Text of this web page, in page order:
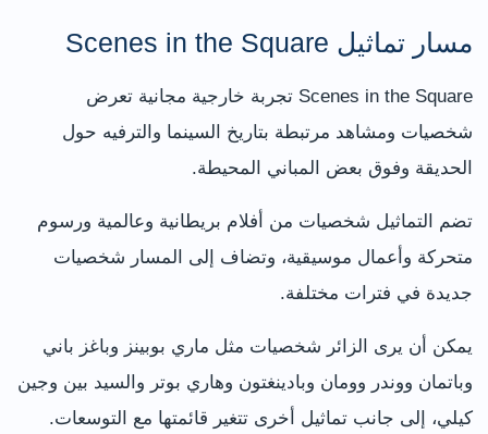
مسار تماثيل Scenes in the Square
Scenes in the Square تجربة خارجية مجانية تعرض
شخصيات ومشاهد مرتبطة بتاريخ السينما والترفيه حول
الحديقة وفوق بعض المباني المحيطة.
تضم التماثيل شخصيات من أفلام بريطانية وعالمية ورسوم
متحركة وأعمال موسيقية، وتضاف إلى المسار شخصيات
جديدة في فترات مختلفة.
يمكن أن يرى الزائر شخصيات مثل ماري بوبينز وباغز باني
وباتمان ووندر وومان وبادينغتون وهاري بوتر والسيد بين وجين
كيلي، إلى جانب تماثيل أخرى تتغير قائمتها مع التوسعات.